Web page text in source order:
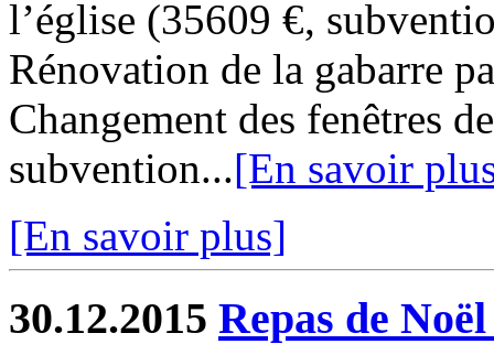
l’église (35609 €,
Rénovation de la gabarre
Changement des fenêtres
subvention...[En savoir
[En savoir plus]
30.12.2015 Repas de